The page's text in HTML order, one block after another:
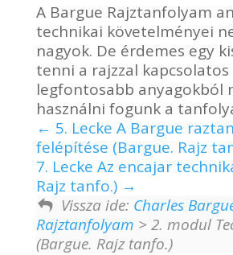
A Bargue Rajztanfolyam
technikai követelményei
nagyok. De érdemes egy
tenni a rajzzal kapcsolatos
legfontosabb anyagokból
használni fogunk a
5. Lecke A Bargue
felépítése (Bargue. Rajz
7. Lecke Az encajar
Rajz tanfo.)
Vissza ide: Charles
Rajztanfolyam > 2. modul
(Bargue. Rajz tanfo.)